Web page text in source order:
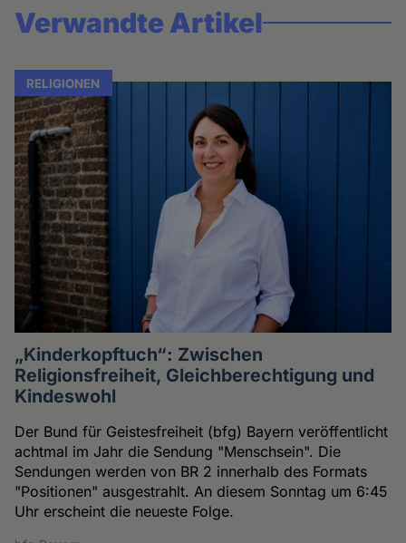
Verwandte Artikel
RELIGIONEN
„Kinderkopftuch“: Zwischen
Religionsfreiheit, Gleichberechtigung und
Kindeswohl
Der Bund für Geistesfreiheit (bfg) Bayern veröffentlicht
achtmal im Jahr die Sendung "Menschsein". Die
Sendungen werden von BR 2 innerhalb des Formats
"Positionen" ausgestrahlt. An diesem Sonntag um 6:45
Uhr erscheint die neueste Folge.